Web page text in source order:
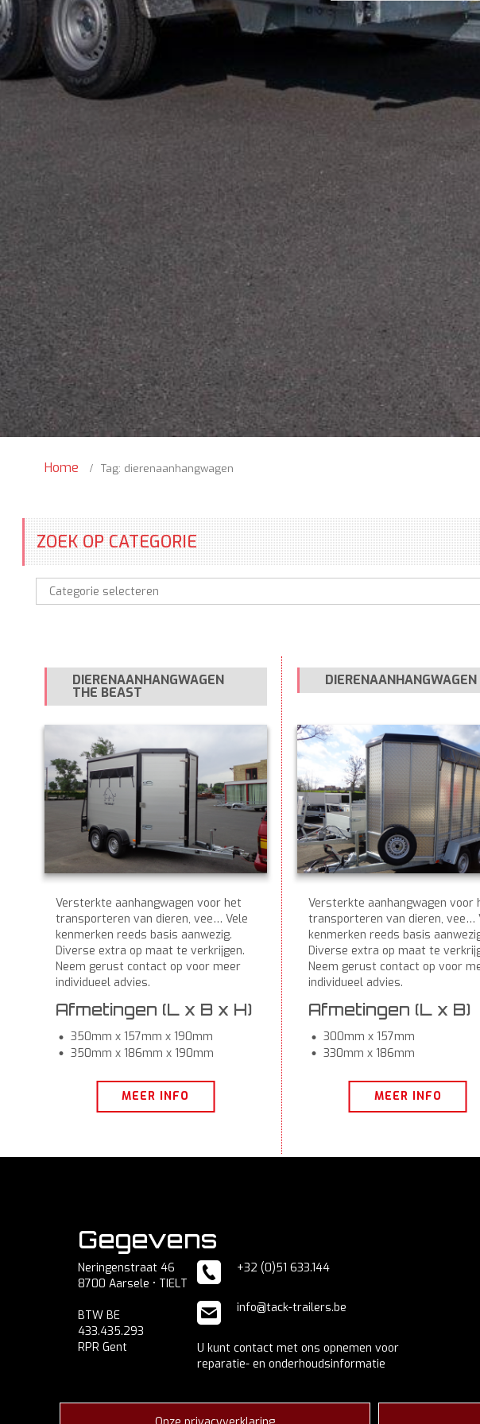
Home Tag: dierenaanhangwagen
ZOEK OP CATEGORIE
Zoek
op
DIERENAANHANGWAGEN
THE BEAST
Versterkte aanhangwagen voor het
transporteren van dieren, vee… Vele
kenmerken reeds basis aanwezig.
Diverse extra op maat te verkrijgen.
Neem gerust contact op voor meer
individueel advies.
Afmetingen (L x B x H)
350mm x 157mm x 190mm
350mm x 186mm x 190mm
MEER INFO
DIERENAANHANGWAGEN
Versterkte aanhangwagen voor
transporteren van dieren, vee…
kenmerken reeds basis
Diverse extra op maat te
Neem gerust contact op voor
individueel advies.
Afmetingen (L x B)
300mm x 157mm
330mm x 186mm
MEER INFO
Gegevens
Neringenstraat 46
8700 Aarsele • TIELT
BTW BE
433.435.293
RPR Gent
+32 (0)51 633.144
info@tack-trailers.be
U kunt contact met ons opnemen voor
reparatie- en onderhoudsinformatie